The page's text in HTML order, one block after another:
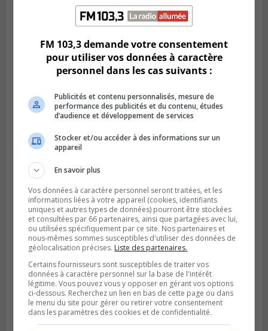
Publié le 6 juillet 2026 à 11h18
pour l’Agglomération
Publié le 6 juillet 2026 à 09h33
Longueuil conclue un contrat pour
valoriser des cendres d’incinération
FM 103,3 demande votre consentement
pour utiliser vos données à caractère
personnel dans les cas suivants :
Publicités et contenu personnalisés, mesure de
performance des publicités et du contenu, études
d’audience et développement de services
Stocker et/ou accéder à des informations sur un
appareil
En savoir plus
Vos données à caractère personnel seront traitées, et les
informations liées à votre appareil (cookies, identifiants
uniques et autres types de données) pourront être stockées
et consultées par 66 partenaires, ainsi que partagées avec lui,
ou utilisées spécifiquement par ce site. Nos partenaires et
nous-mêmes sommes susceptibles d'utiliser des données de
géolocalisation précises. Liste des partenaires.
Certains fournisseurs sont susceptibles de traiter vos
données à caractère personnel sur la base de l'intérêt
légitime. Vous pouvez vous y opposer en gérant vos options
ci-dessous. Recherchez un lien en bas de cette page ou dans
le menu du site pour gérer ou retirer votre consentement
dans les paramètres des cookies et de confidentialité.